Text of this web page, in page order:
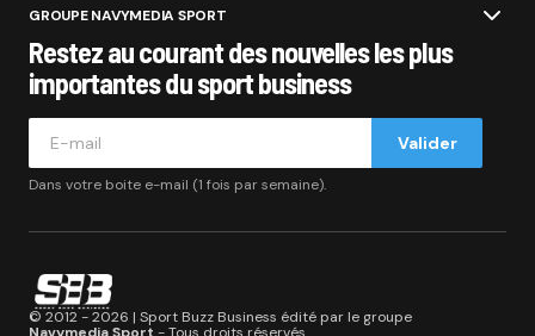
GROUPE NAVYMEDIA SPORT
Restez au courant des nouvelles les plus
importantes du sport business
Valider
Dans votre boite e-mail (1 fois par semaine).
© 2012 - 2026 | Sport Buzz Business édité par le groupe